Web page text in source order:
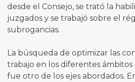
desde el Consejo, se trató la
juzgados y se trabajó sobre el
subrogancias.
La búsqueda de optimizar las
trabajo en los diferentes ámbitos
fue otro de los ejes abordados.